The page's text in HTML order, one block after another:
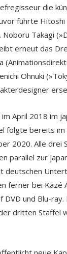
die
führte Hitoshi
Takagi
erneut das
Ohnuki
April 2018 im
folgte bereits
2020. Alle drei
parallel zur
deutschen
ferner bei Kazé
DVD und Blu-ray.
dritten Staffel